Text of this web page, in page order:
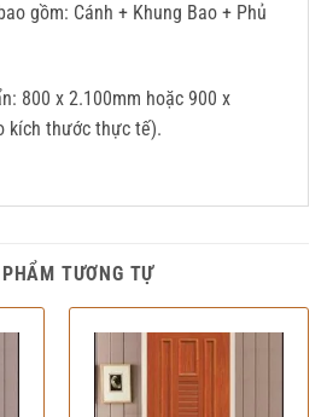
gồm: Cánh + Khung Bao + Phủ
800 x 2.100mm hoặc 900 x
kích thước thực tế).
TƯƠNG TỰ